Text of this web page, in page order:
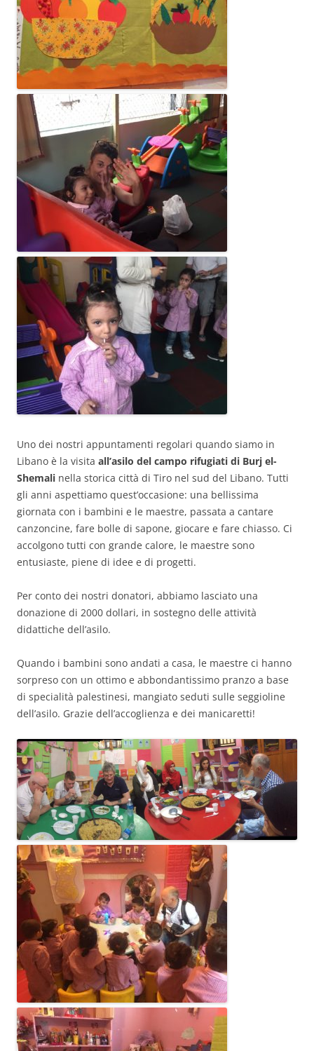
Uno dei nostri appuntamenti regolari quando siamo in
Libano è la visita all’asilo del campo rifugiati di Burj el-
Shemali nella storica città di Tiro nel sud del Libano. Tutti
gli anni aspettiamo quest’occasione: una bellissima
giornata con i bambini e le maestre, passata a cantare
canzoncine, fare bolle di sapone, giocare e fare chiasso. Ci
accolgono tutti con grande calore, le maestre sono
entusiaste, piene di idee e di progetti.
Per conto dei nostri donatori, abbiamo lasciato una
donazione di 2000 dollari, in sostegno delle attività
didattiche dell’asilo.
Quando i bambini sono andati a casa, le maestre ci hanno
sorpreso con un ottimo e abbondantissimo pranzo a base
di specialità palestinesi, mangiato seduti sulle seggioline
dell’asilo. Grazie dell’accoglienza e dei manicaretti!